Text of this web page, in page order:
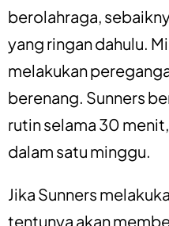
berolahraga,
yang ringan dahulu.
melakukan
berenang. Sunners
rutin selama 30
dalam satu minggu.
Jika Sunners
tentunya akan